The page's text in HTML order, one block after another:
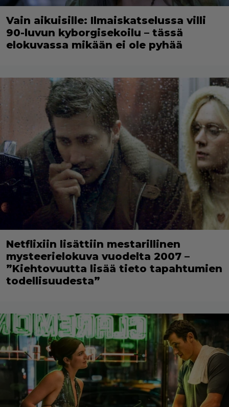
Vain aikuisille: Ilmaiskatselussa villi
90-luvun kyborgisekoilu – tässä
elokuvassa mikään ei ole pyhää
Netflixiin lisättiin mestarillinen
mysteerielokuva vuodelta 2007 –
”Kiehtovuutta lisää tieto tapahtumien
todellisuudesta”